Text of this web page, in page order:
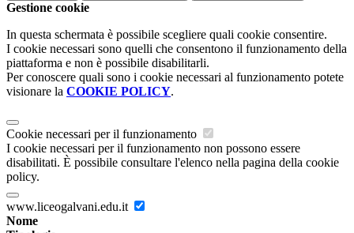
Gestione cookie
In questa schermata è possibile scegliere quali cookie consentire.
I cookie necessari sono quelli che consentono il funzionamento della
piattaforma e non è possibile disabilitarli.
Per conoscere quali sono i cookie necessari al funzionamento potete
visionare la COOKIE POLICY.
Cookie necessari per il funzionamento
I cookie necessari per il funzionamento non possono essere
disabilitati. È possibile consultare l'elenco nella pagina della cookie
policy.
www.liceogalvani.edu.it
Nome